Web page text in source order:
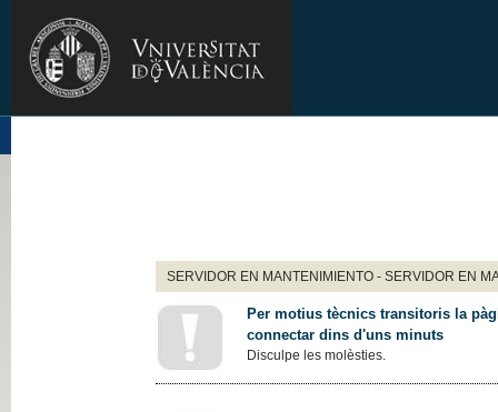
SERVIDOR EN MANTENIMIENTO - SERVIDOR EN
Per motius tècnics transitoris la
connectar dins d'uns minuts
Disculpe les molèsties.